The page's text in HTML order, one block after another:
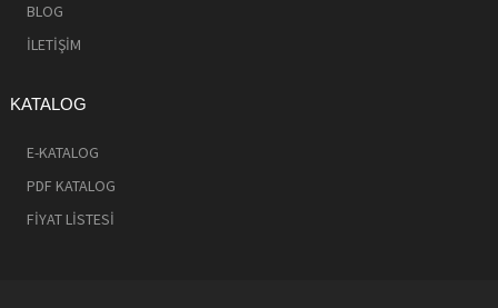
BLOG
İLETİŞİM
KATALOG
E-KATALOG
PDF KATALOG
FİYAT LİSTESİ